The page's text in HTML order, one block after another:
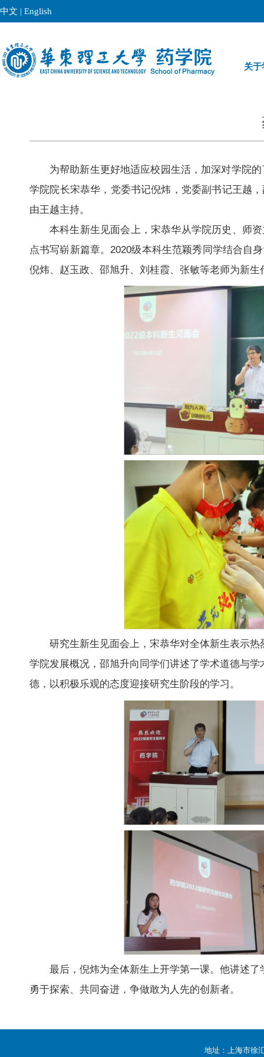
中文 | English
关于
为帮助新生更好地适应校园生活，加深对学院
学院院长宋恭华，党委书记倪炜，党委副书记王越
由王越主持。
本科生新生见面会上，宋恭华从学院历史、师
点书写崭新篇章。2020级本科生范颖秀同学结合自
倪炜、赵玉政、邵旭升、刘桂霞、张敏等老师为新
研究生新生见面会上，宋恭华对全体新生表示
学院发展概况，邵旭升向同学们讲述了学术道德与
德，以积极乐观的态度迎接研究生阶段的学习。
最后，倪炜为全体新生上开学第一课。他讲述
勇于探索、共同奋进，争做敢为人先的创新者。
地址：上海市徐